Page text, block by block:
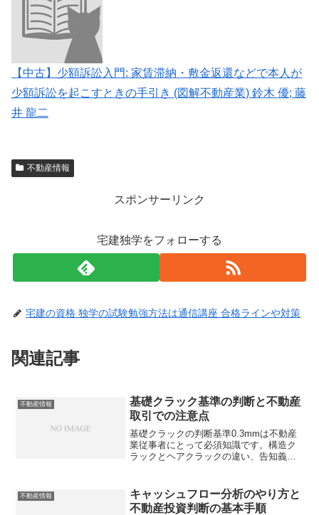
【中古】少額訴訟入門: 家賃滞納・敷金返還などで本人が
少額訴訟を起こすときの手引き (図解不動産業) 鈴木 優; 藤
井 龍二
不動産情報
スポンサーリンク
宅建独学をフォローする
宅建の資格 独学の試験勉強方法は通信講座 合格ラインや対策
関連記事
不動産情報
基礎クラック基準の判断と不動産
取引での注意点
基礎クラックの判断基準0.3mmは不動産
業従事者にとって必須知識です。構造ク
ラックとヘアクラックの違い、告知義
めに、あなたは基礎クラックの本当の基
準を理解していますか?
不動産情報
キャッシュフロー分析のやり方と
不動産投資判断の基本手順